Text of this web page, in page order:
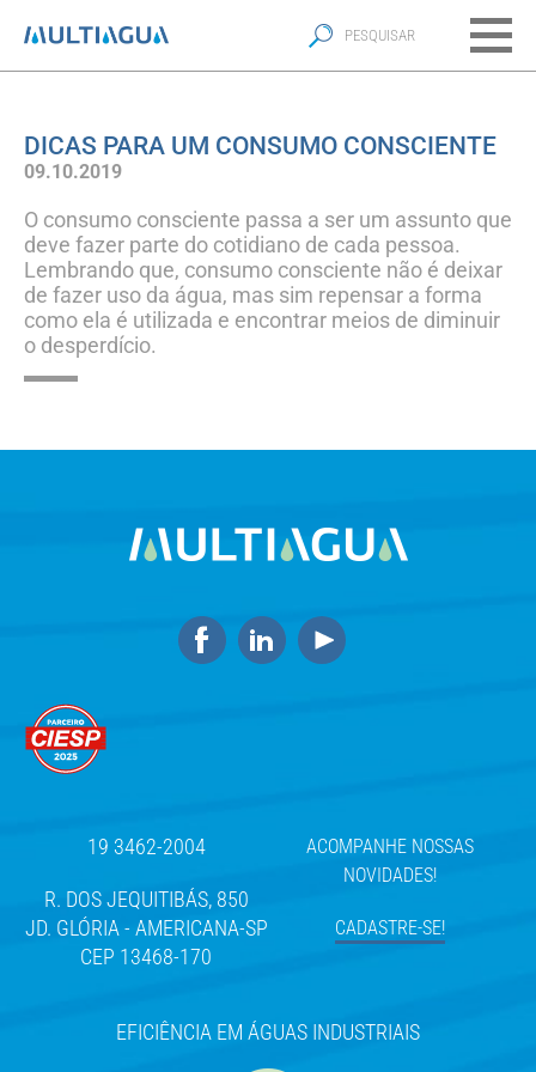
DICAS PARA UM CONSUMO CONSCIENTE
09.10.2019
O consumo consciente passa a ser um assunto que
deve fazer parte do cotidiano de cada pessoa.
Lembrando que, consumo consciente não é deixar
de fazer uso da água, mas sim repensar a forma
como ela é utilizada e encontrar meios de diminuir
o desperdício.
19 3462-2004
R. DOS JEQUITIBÁS, 850
JD. GLÓRIA - AMERICANA-SP
CEP 13468-170
ACOMPANHE NOSSAS
NOVIDADES!
CADASTRE-SE!
EFICIÊNCIA EM ÁGUAS INDUSTRIAIS